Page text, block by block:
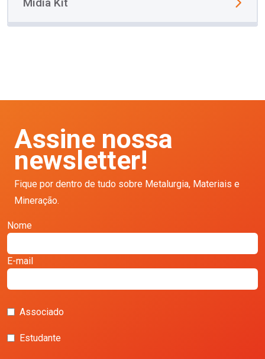
Assine nossa
newsletter!
Fique por dentro de tudo sobre Metalurgia, Materiais e
Mineração.
Nome
E-mail
Associado
Estudante